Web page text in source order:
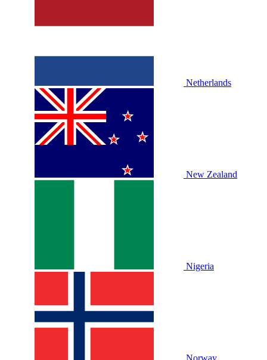
Netherlands
New Zealand
Nigeria
Norway